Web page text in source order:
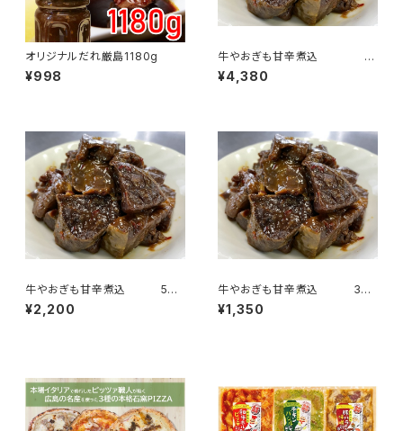
オリジナルだれ厳島1180g
¥998
牛やおぎも甘辛煮込 10
個パックセット
¥4,380
牛やおぎも甘辛煮込 5個
パックセット
¥2,200
牛やおぎも甘辛煮込 3個
パックセット
¥1,350